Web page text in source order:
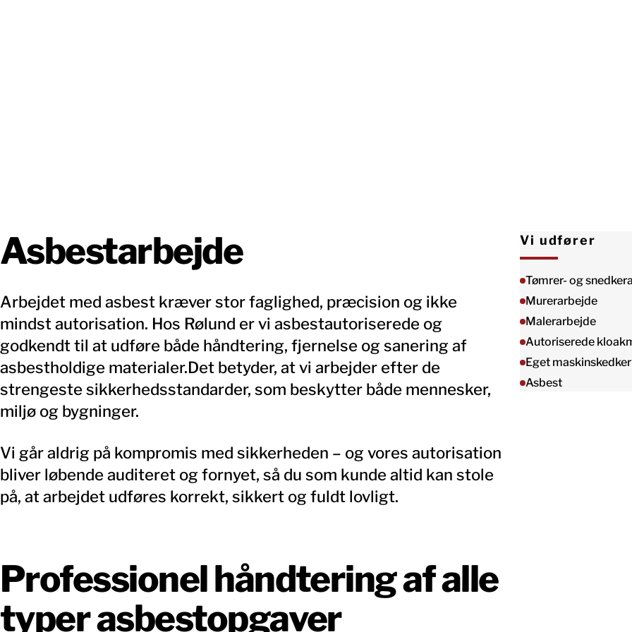
Vi udfører
Tømrer- og
Murerarbejde
Malerarbejde
Autoriserede
Eget
Asbest
Asbestarbejde
Arbejdet med asbest kræver stor faglighed, præcision og ikke
mindst autorisation. Hos Rølund er vi asbestautoriserede og
godkendt til at udføre både håndtering, fjernelse og sanering af
asbestholdige materialer.Det betyder, at vi arbejder efter de
strengeste sikkerhedsstandarder, som beskytter både mennesker,
miljø og bygninger.
Vi går aldrig på kompromis med sikkerheden – og vores autorisation
bliver løbende auditeret og fornyet, så du som kunde altid kan stole
på, at arbejdet udføres korrekt, sikkert og fuldt lovligt.
Professionel håndtering af alle
typer asbestopgaver